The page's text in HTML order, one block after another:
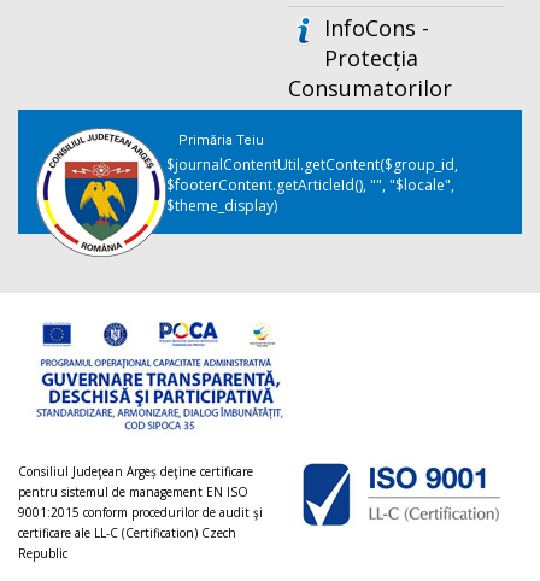
InfoCons -
Protecția
Consumatorilor
Primăria Teiu
$journalContentUtil.getContent($group_id,
$footerContent.getArticleId(), "", "$locale",
$theme_display)
Consiliul Judeţean Argeș deţine certificare
pentru sistemul de management EN ISO
9001:2015 conform procedurilor de audit şi
certificare ale LL-C (Certification) Czech
Republic